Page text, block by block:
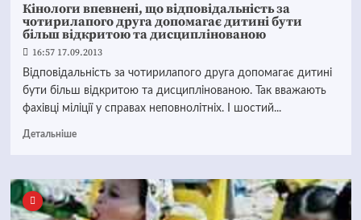
Кінологи впевнені, що відповідальність за
чотирилапого друга допомагає дитині бути
більш відкритою та дисциплінованою
16:57 17.09.2013
Відповідальність за чотирилапого друга допомагає дитині
бути більш відкритою та дисциплінованою. Так вважають
фахівці міліції у справах неповнолітніх. І шостий...
Детальніше